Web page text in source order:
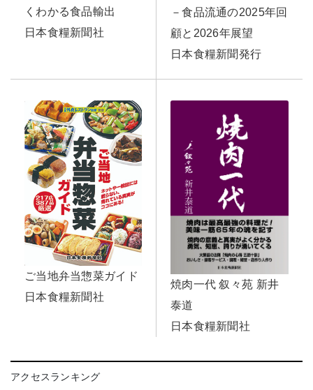
くわかる食品輸出
日本食糧新聞社
－食品流通の2025年回
顧と2026年展望
日本食糧新聞発行
ご当地弁当惣菜ガイド
日本食糧新聞社
焼肉一代 叙々苑 新井
泰道
日本食糧新聞社
アクセスランキング